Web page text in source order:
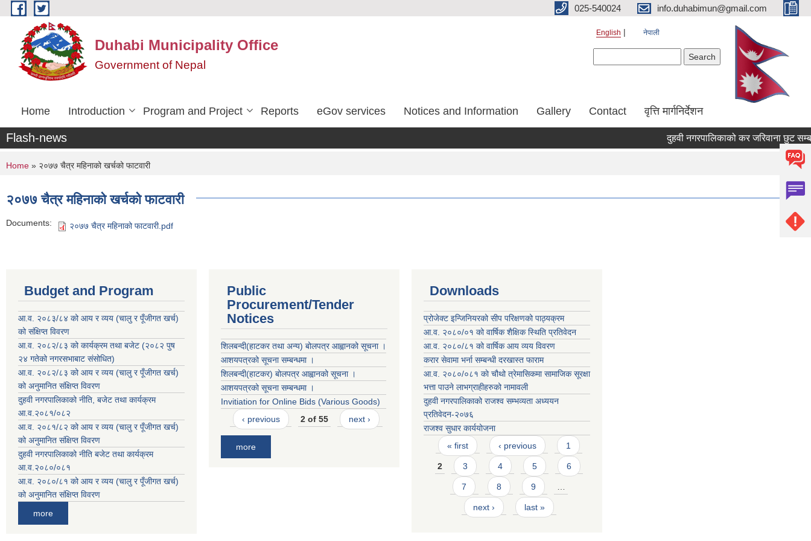
Skip to main content 025-540024 info.duhabimun@gmail.com
Duhabi Municipality Office
Government of Nepal
English नेपाली
Home Introduction Program and Project Reports eGov services Notices and Information Gallery Contact वृत्ति मार्गनिर्देशन
Flash-news दुहवी नगरपालिकाको कर जरिवाना छुट
You are here
Home » २०७७ चैत्र महिनाको खर्चको फाटवारी
२०७७ चैत्र महिनाको खर्चको फाटवारी
Documents: २०७७ चैत्र महिनाको फाटवारी.pdf
Budget and Program
आ.व. २०८३/८४ को आय र व्यय (चालु र पूँजीगत खर्च)
को संक्षिप्त विवरण
आ.व. २०८२/८३ को कार्यक्रम तथा बजेट (२०८२ पुष
२४ गतेको नगरसभाबाट संसोधित)
आ.व. २०८२/८३ को आय र व्यय (चालु र पूँजीगत खर्च)
को अनुमानित संक्षिप्त विवरण
दुहवी नगरपालिकाको नीति, बजेट तथा कार्यक्रम
आ.व.२०८१/०८२
आ.व. २०८१/८२ को आय र व्यय (चालु र पूँजीगत खर्च)
को अनुमानित संक्षिप्त विवरण
दुहवी नगरपालिकाको नीति बजेट तथा कार्यक्रम
आ.व.२०८०/०८१
आ.व. २०८०/८१ को आय र व्यय (चालु र पूँजीगत खर्च)
को अनुमानित संक्षिप्त विवरण
more
Public
Procurement/Tender
Notices
शिलबन्दी(हाटकर तथा अन्य) बोलपत्र आह्वानको सूचना ।
आशयपत्रको सूचना सम्बन्धमा ।
शिलबन्दी(हाटकर) बोलपत्र आह्वानको सूचना ।
आशयपत्रको सूचना सम्बन्धमा ।
Invitiation for Online Bids (Various Goods)
‹ previous
2 of 55 next ›
more
Downloads
प्रोजेक्ट इन्जिनियरको सीप परिक्षणको पाठ्यक्रम
आ.व. २०८०/०१ को वार्षिक शैक्षिक स्थिति प्रतिवेदन
आ.व. २०८०/८१ को वार्षिक आय व्यय विवरण
करार सेवामा भर्ना सम्बन्धी दरखास्त फाराम
आ.व. २०८०/०८१ काे चौथो त्रेमासिकमा सामाजिक सूरक्षा
भत्ता पाउने लाभग्राहीहरुको नामावली
दुहवी नगरपालिकाको राजश्व सम्भव्यता अध्ययन
प्रतिवेदन-२०७६
राजश्व सुधार कार्ययोजना
Pages
« first ‹ previous 1
2 3 4 5 6
7 8 9
next › last »